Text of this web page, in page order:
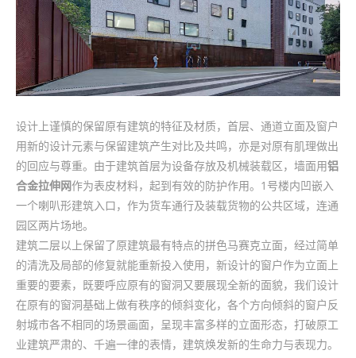
设计上谨慎的保留原有建筑的特征及材质，首层、通道立面及窗户
用新的设计元素与保留建筑产生对比及共鸣，亦是对原有肌理做出
的回应与尊重。由于建筑首层为设备存放及机械装载区，墙面用铝
合金拉伸网作为表皮材料，起到有效的防护作用。1号楼内凹嵌入
一个喇叭形建筑入口，作为货车通行及装载货物的公共区域，连通
园区两片场地。
建筑二层以上保留了原建筑最有特点的拼色马赛克立面，经过简单
的清洗及局部的修复就能重新投入使用，新设计的窗户作为立面上
重要的要素，既要呼应原有的窗洞又要展现全新的面貌，我们设计
在原有的窗洞基础上做有秩序的倾斜变化，各个方向倾斜的窗户反
射城市各不相同的场景画面，呈现丰富多样的立面形态，打破原工
业建筑严肃的、千遍一律的表情，建筑焕发新的生命力与表现力。